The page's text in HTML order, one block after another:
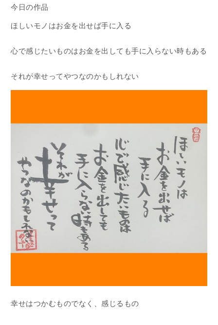
今日の作品
ほしいモノはお金を出せば手に入る
心で感じたいものはお金を出しても手に入らない時もある
それが幸せってやつなのかもしれない
幸せはつかむものでなく、感じるもの